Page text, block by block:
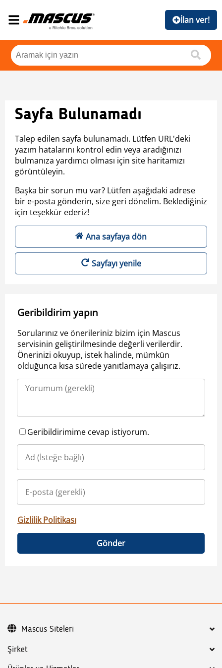
İlan ver!
Sayfa Bulunamadı
Talep edilen sayfa bulunamadı. Lütfen URL'deki
yazım hatalarını kontrol edin veya aradığınızı
bulmanıza yardımcı olması için site haritamızı
görüntüleyin.
Başka bir sorun mu var? Lütfen aşağıdaki adrese
bir e-posta gönderin, size geri dönelim. Beklediğiniz
için teşekkür ederiz!
Ana sayfaya dön
Sayfayı yenile
Geribildirim yapın
Sorularınız ve önerileriniz bizim için Mascus
servisinin geliştirilmesinde değerli verilerdir.
Önerinizi okuyup, istek halinde, mümkün
olduğunca kısa sürede yanıtlamaya çalışırız.
Geribildirimime cevap istiyorum.
Gizlilik Politikası
Gönder
Şirket
Mascus Siteleri